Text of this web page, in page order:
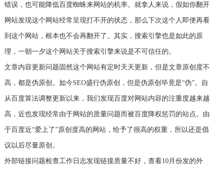
错误，也可能降低百度蜘蛛来网站的机率。就拿人来说，假如你翻开
网站发现这个网站经常呈现打不开的状态，那么下次这个人即便再看
到这个网站，根本也不会再翻开了。其实，搜索引擎也是如此的原
理，一朝一夕这个网站关于搜索引擎来说是不可信任的。
文章内容更新问题固然这个网站有定时天天更新，但是文章原创度不
高，都是伪原创。如今SEO盛行伪原创，但是伪原创毕竟是“伪”。自
从百度算法调整更新以来，我们发现百度对网站内容的注重度越来越
高，近也发现经常由于网站的质量问题而被百度降权惩罚的站点。由
于百度近“爱上了”原创度高的网站，给予了很高的权重，所以还是倡
议以后尽量原创。
外部链接问题检查工作日志发现链接质量不好，查看10月份发的外